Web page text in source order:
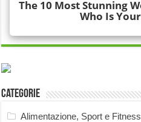
Categorie
Alimentazione, Sport e Fitness